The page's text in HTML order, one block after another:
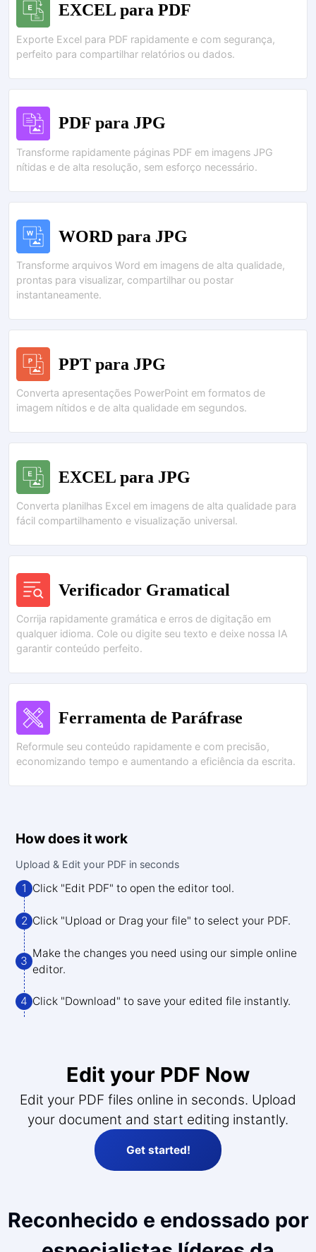
EXCEL para PDF
Exporte Excel para PDF rapidamente e com segurança,
perfeito para compartilhar relatórios ou dados.
PDF para JPG
Transforme rapidamente páginas PDF em imagens JPG
nítidas e de alta resolução, sem esforço necessário.
WORD para JPG
Transforme arquivos Word em imagens de alta qualidade,
prontas para visualizar, compartilhar ou postar
instantaneamente.
PPT para JPG
Converta apresentações PowerPoint em formatos de
imagem nítidos e de alta qualidade em segundos.
EXCEL para JPG
Converta planilhas Excel em imagens de alta qualidade para
fácil compartilhamento e visualização universal.
Verificador Gramatical
Corrija rapidamente gramática e erros de digitação em
qualquer idioma. Cole ou digite seu texto e deixe nossa IA
garantir conteúdo perfeito.
Ferramenta de Paráfrase
Reformule seu conteúdo rapidamente e com precisão,
economizando tempo e aumentando a eficiência da escrita.
How does it work
Upload & Edit your PDF in seconds
1 Click "Edit PDF" to open the editor tool.
2 Click "Upload or Drag your file" to select your PDF.
3
Make the changes you need using our simple online
editor.
4 Click "Download" to save your edited file instantly.
Edit your PDF Now
Edit your PDF files online in seconds. Upload
your document and start editing instantly.
Get started!
Reconhecido e endossado por